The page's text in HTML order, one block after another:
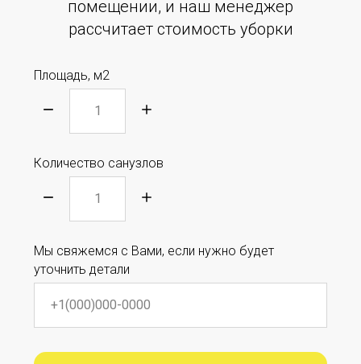
помещении, и наш менеджер
рассчитает стоимость уборки
Площадь, м2
Количество санузлов
Мы свяжемся с Вами, если нужно будет
уточнить детали